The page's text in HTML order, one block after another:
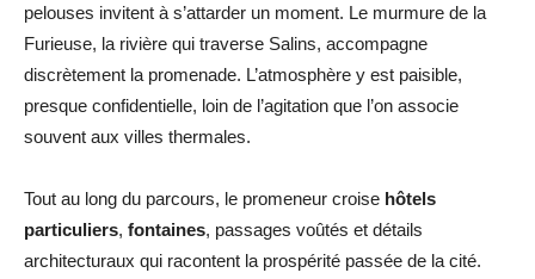
pelouses invitent à s’attarder un moment. Le murmure de la
Furieuse, la rivière qui traverse Salins, accompagne
discrètement la promenade. L’atmosphère y est paisible,
presque confidentielle, loin de l’agitation que l’on associe
souvent aux villes thermales.
Tout au long du parcours, le promeneur croise hôtels
particuliers, fontaines, passages voûtés et détails
architecturaux qui racontent la prospérité passée de la cité.